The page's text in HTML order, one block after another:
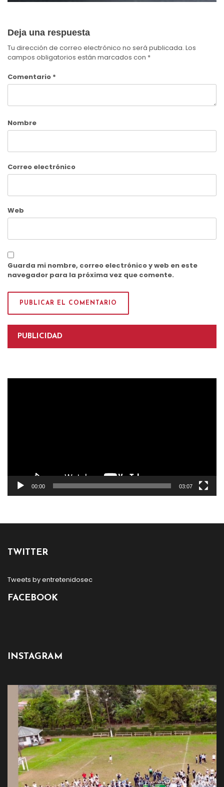
Deja una respuesta
Tu dirección de correo electrónico no será publicada. Los
campos obligatorios están marcados con *
Comentario *
Nombre
Correo electrónico
Web
Guarda mi nombre, correo electrónico y web en este
navegador para la próxima vez que comente.
PUBLICIDAD
00:00 03:07
TWITTER
Tweets by entretenidosec
FACEBOOK
INSTAGRAM